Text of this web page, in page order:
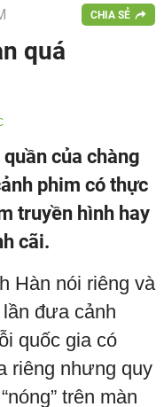
CHIA SẺ
quá
của chàng
phim có thực
truyền hình hay
cãi.
Hàn nói riêng và
đưa cảnh
quốc gia có
riêng nhưng quy
trên màn